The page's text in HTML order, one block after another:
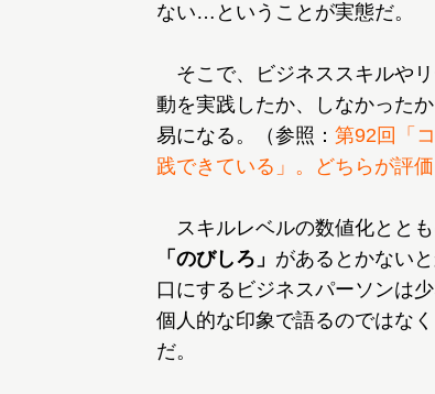
ない…ということが実態だ。
そこで、ビジネススキルや
動を実践したか、しなかった
易になる。（参照： 第92回「
践できている」。どちらが評
スキルレベルの数値化ととも
「のびしろ」 があるとかないと
口にするビジネスパーソンは
個人的な印象で語るのではな
だ。